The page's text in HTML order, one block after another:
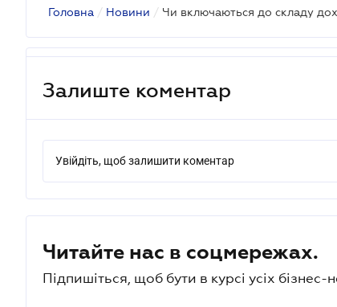
Головна / Новини /
Залиште коментар
Увійдіть, щоб залишити коментар
Читайте нас в соцмережах.
Підпишіться, щоб бути в курсі усіх бізнес-